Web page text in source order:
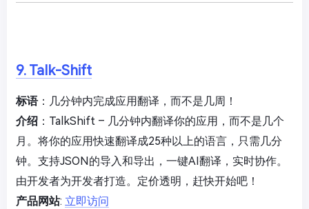
9. Talk-Shift
标语：几分钟内完成应用翻译，而不是几周！
介绍 ：TalkShift – 几分钟内翻译你的应用，而不是几个
月。将你的应用快速翻译成25种以上的语言，只需几分
钟。支持JSON的导入和导出，一键AI翻译，实时协作。
由开发者为开发者打造。定价透明，赶快开始吧！
产品网站: 立即访问